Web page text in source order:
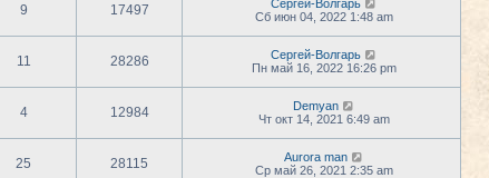
9 17497
Сергей-Волгарь
Сб июн 04, 2022 1:48 am
11 28286
Сергей-Волгарь
Пн май 16, 2022 16:26 pm
4 12984
Demyan
Чт окт 14, 2021 6:49 am
25 28115
Aurora man
Ср май 26, 2021 2:35 am